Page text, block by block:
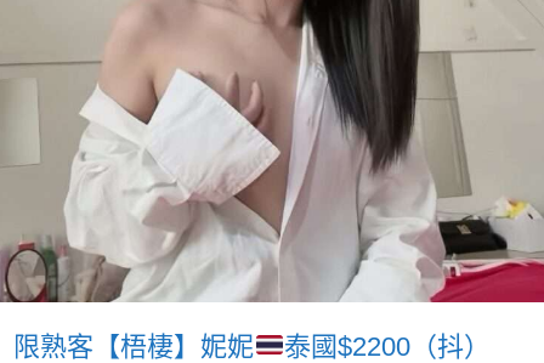
限熟客【梧棲】妮妮 泰國$2200（抖）